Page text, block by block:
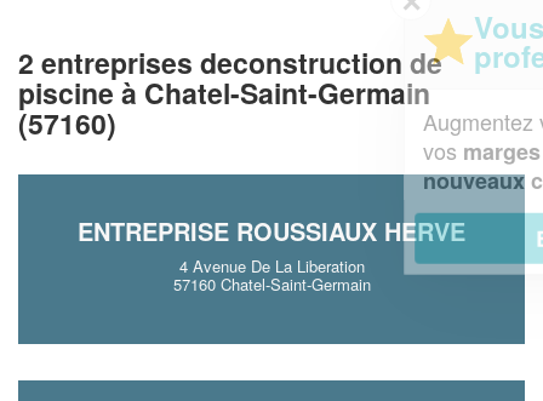
2 entreprises deconstruction de
piscine à Chatel-Saint-Germain
(57160)
ENTREPRISE ROUSSIAUX HERVE
4 Avenue De La Liberation
57160 Chatel-Saint-Germain
professionnel ?
chiffre d'affaireset
tout en gagnant de
nouveaux clients!
En savoir plus